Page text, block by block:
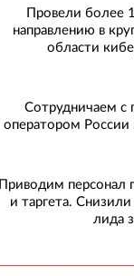
Провели более
направлению в
области
Сотрудничаем с
оператором России
Приводим персонал
и таргета.
лида